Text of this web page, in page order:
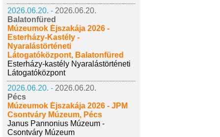
2026.06.20. - 2026.06.20.
Balatonfüred
Múzeumok Éjszakája 2026 -
Esterházy-Kastély -
Nyaralástörténeti
Látogatóközpont, Balatonfüred
Esterházy-kastély Nyaralástörténeti
Látogatóközpont
2026.06.20. - 2026.06.20.
Pécs
Múzeumok Éjszakája 2026 - JPM
Csontváry Múzeum, Pécs
Janus Pannonius Múzeum -
Csontváry Múzeum